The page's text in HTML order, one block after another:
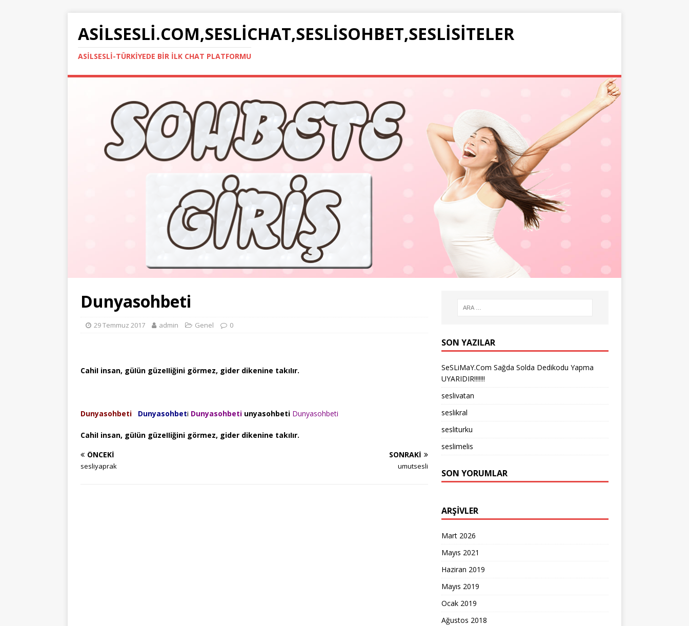
ASILSESLI.COM,SESLICHAT,SESLISOHBET,SESLISITELER
ASILSESLI-TÜRKIYEDE BIR İLK CHAT PLATFORMU
Dunyasohbeti
29 Temmuz 2017 admin Genel 0
CahiI insan, güIün güzeIIiğini görmez, gider dikenine takıIır.
Dunyasohbeti Dunyasohbeti Dunyasohbeti unyasohbeti Dunyasohbeti
CahiI insan, güIün güzeIIiğini görmez, gider dikenine takıIır.
ÖNCEKI
sesliyaprak
SONRAKI
umutsesli
SON YAZILAR
SeSLiMaY.Com Sağda Solda Dedikodu Yapma
UYARIDIR!!!!!!!
seslivatan
seslikral
sesliturku
seslimelis
SON YORUMLAR
ARŞIVLER
Mart 2026
Mayıs 2021
Haziran 2019
Mayıs 2019
Ocak 2019
Ağustos 2018